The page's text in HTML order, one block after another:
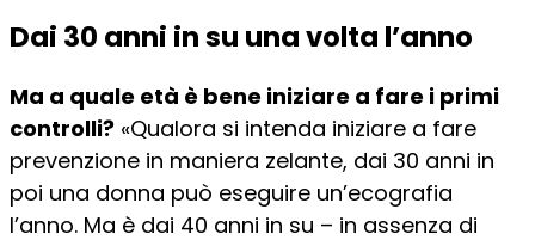
Dai 30 anni in su una volta l’anno
Ma a quale età è bene iniziare a fare i primi
controlli? «Qualora si intenda iniziare a fare
prevenzione in maniera zelante, dai 30 anni in
poi una donna può eseguire un’ecografia
l’anno. Ma è dai 40 anni in su – in assenza di